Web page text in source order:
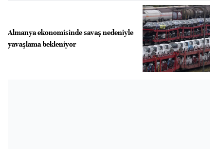
Almanya ekonomisinde savaş nedeniyle
yavaşlama bekleniyor